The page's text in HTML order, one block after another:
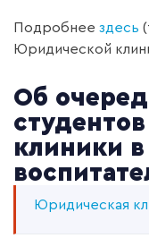
Подробнее здесь
Юридической
Об
клиники
Юридическая